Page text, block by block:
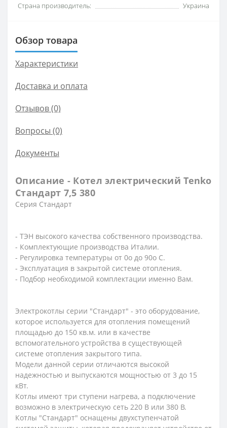
Страна производитель:
Украина
Обзор товара
Характеристики
Доставка и оплата
Отзывов (0)
Вопросы (0)
Документы
Описание - Котел электрический Tenko
Стандарт 7,5 380
Серия Стандарт
- ТЭН высокого качества собственного производства.
- Комплектующие производства Италии.
- Регулировка температуры от 0o до 90o С.
- Эксплуатация в закрытой системе отопления.
- Подбор необходимой комплектации именно Вам.
Электрокотлы серии "Стандарт" - это оборудование,
которое используется для отопления помещений
площадью до 150 кв.м. или в качестве
вспомогательного устройства в существующей
системе отопления закрытого типа.
Модели данной серии отличаются высокой
надежностью и выпускаются мощностью от 3 до 15
кВт.
Котлы имеют три ступени нагрева, а подключение
возможно в электрическую сеть 220 В или 380 В.
Котлы "Стандарт" оснащены двухступенчатой